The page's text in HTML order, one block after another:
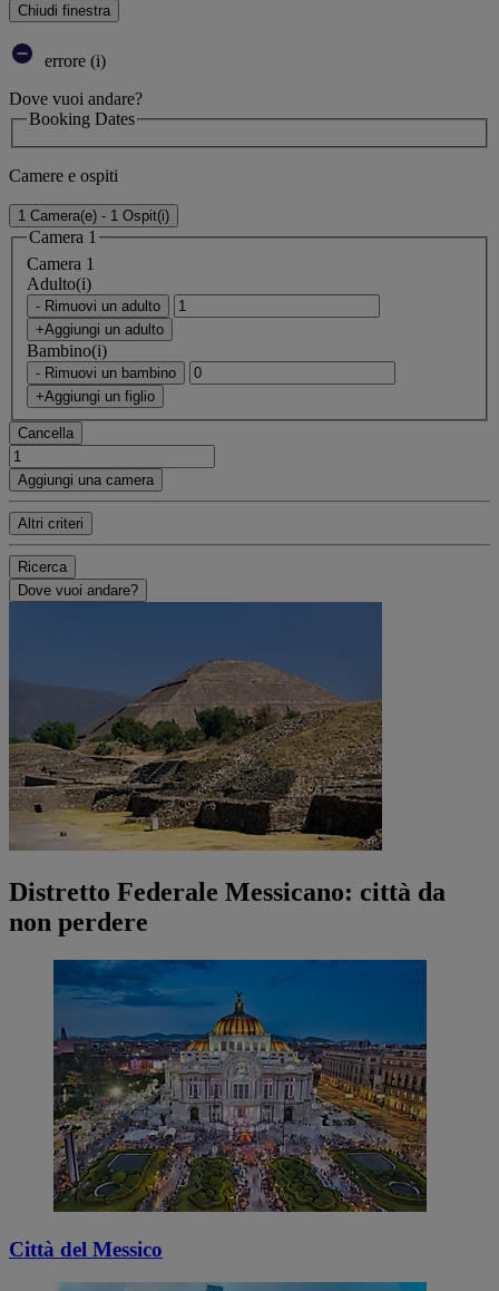
Chiudi finestra
errore (i)
Dove vuoi andare?
Booking Dates
Camere e ospiti
1 Camera(e) - 1 Ospit(i)
Camera 1
Camera 1
Adulto(i)
- Rimuovi un adulto
+Aggiungi un adulto
Bambino(i)
- Rimuovi un bambino
+Aggiungi un figlio
Cancella
Aggiungi una camera
Altri criteri
Ricerca
Dove vuoi andare?
Distretto Federale Messicano: città da
non perdere
Città del Messico